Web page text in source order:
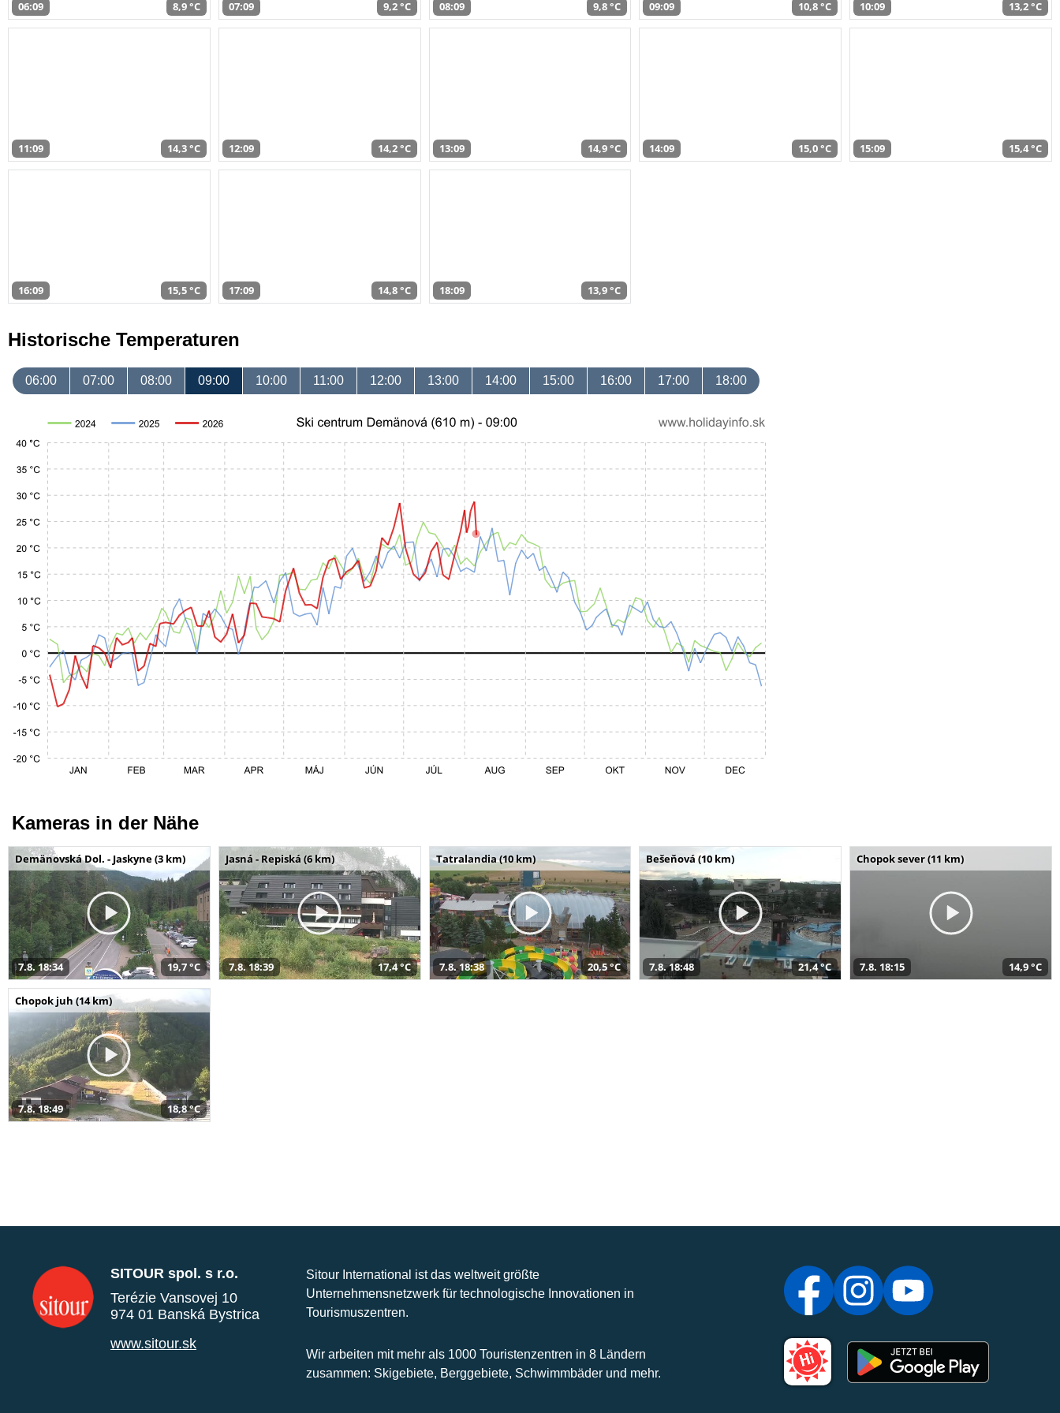
06:09 8,9 °C 07:09 9,2 °C 08:09 9,8 °C 09:09 10,8 °C 10:09 13,2 °C
11:09 14,3 °C 12:09 14,2 °C 13:09 14,9 °C 14:09 15,0 °C 15:09 15,4 °C
16:09 15,5 °C 17:09 14,8 °C 18:09 13,9 °C
Historische Temperaturen
06:00 07:00 08:00 09:00 10:00 11:00 12:00 13:00 14:00 15:00 16:00 17:00 18:00
Kameras in der Nähe
Demänovská Dol. - Jaskyne (3 km)
7.8. 18:34 19,7 °C
Jasná - Repiská (6 km)
7.8. 18:39 17,4 °C
Tatralandia (10 km)
7.8. 18:38 20,5 °C
Bešeňová (10 km)
7.8. 18:48 21,4 °C
Chopok sever (11 km)
7.8. 18:15 14,9 °C
Chopok juh (14 km)
7.8. 18:49 18,8 °C
SITOUR spol. s r.o.
Terézie Vansovej 10
974 01 Banská Bystrica
www.sitour.sk
Sitour International ist das weltweit größte
Unternehmensnetzwerk für technologische Innovationen in
Tourismuszentren.
Wir arbeiten mit mehr als 1000 Touristenzentren in 8 Ländern
zusammen: Skigebiete, Berggebiete, Schwimmbäder und mehr.